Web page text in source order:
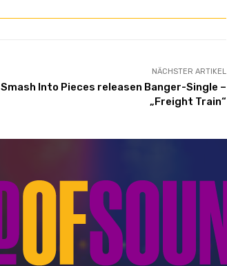
NÄCHSTER ARTIKEL
Smash Into Pieces releasen Banger-Single –
„Freight Train“